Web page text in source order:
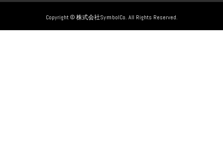
Copyright © 株式会社SyｍbolCo. All Rights Reserved.